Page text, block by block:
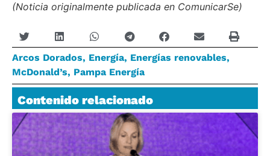
(Noticia originalmente publicada en ComunicarSe)
Arcos Dorados, Energía, Energías renovables,
McDonald’s, Pampa Energía
Contenido relacionado